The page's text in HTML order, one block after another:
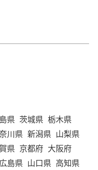
県 茨城県 栃木県
川県 新潟県 山梨県
県 京都府 大阪府
広島県 山口県 高知県